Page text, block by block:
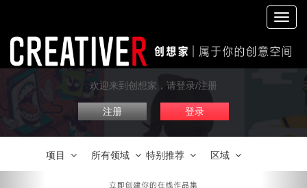
切
换
航
欢迎来到创想家，请登录/注册
注册 登录
项目 所有领域 特别推荐 区域